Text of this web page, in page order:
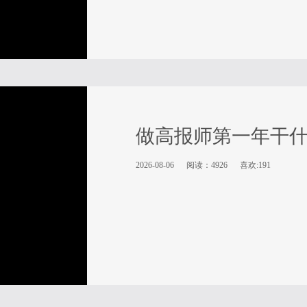
做高报师第一年干
2026-08-06 阅读：4926 喜欢:191